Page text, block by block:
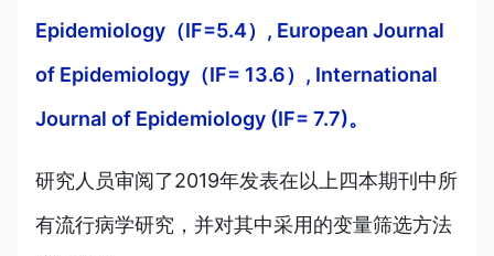
Epidemiology（IF=5.4）, European Journal
of Epidemiology（IF= 13.6）, International
Journal of Epidemiology (IF= 7.7)。
研究人员审阅了2019年发表在以上四本期刊中所
有流行病学研究，并对其中采用的变量筛选方法